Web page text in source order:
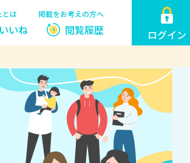
とは 掲載をお考えの方へ
いね 閲覧履歴 ログイン